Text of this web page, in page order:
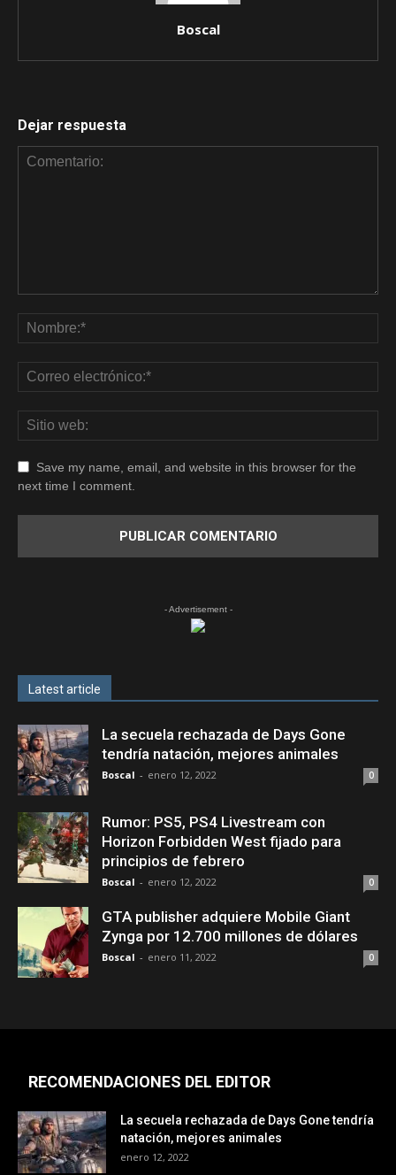
Boscal
Dejar respuesta
Save my name, email, and website in this browser for the
next time I comment.
- Advertisement -
Latest article
La secuela rechazada de Days Gone
tendría natación, mejores animales
Boscal - enero 12, 2022 0
Rumor: PS5, PS4 Livestream con
Horizon Forbidden West fijado para
principios de febrero
Boscal - enero 12, 2022 0
GTA publisher adquiere Mobile Giant
Zynga por 12.700 millones de dólares
Boscal - enero 11, 2022 0
RECOMENDACIONES DEL EDITOR
La secuela rechazada de Days Gone tendría
natación, mejores animales
enero 12, 2022